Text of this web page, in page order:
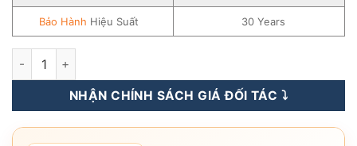
Bảo Hành Hiệu Suất 30 Years
Tấm Pin Năng Lượng Mặt Trời AE Solar 430-450WP -
NHẬN CHÍNH SÁCH GIÁ ĐỐI TÁC ⤵️